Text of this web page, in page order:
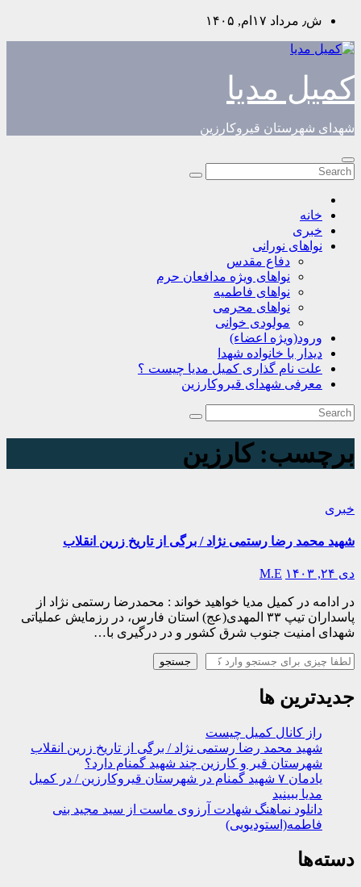
Skip
content
ش٫ مرداد ۱۷ام, ۱۴۰۵
کمیل مدیا
شهدای شهرستان قیروکارزین
خانه
خبری
نواهای نورانی
دفاع مقدس
نواهای ویژه مدافعان حرم
نواهای فاطمیه
نواهای محرمی
مولودی خوانی
ورود(ویژه اعضاء)
دیدار با خانواده شهدا
علت نام گذاری کمیل مدیا چیست ؟
معرفی شهدای قیروکارزین
برچسب:کارزین
خبری
شهید محمد رضا رستمی نژاد / برگی از تاریخ زرین انقلاب
دی ۲۴, ۱۴۰۳ M.E
در ادامه در کمیل مدیا خواهید خواند : محمدرضا رستمی نژاد از
پاسداران تیپ ۳۳ المهدی(عج) استان فارس، در رزمایش عملیاتی
شهدای امنیت جنوب شرق کشور و در درگیری با…
جستجو
جستجو
جدیدترین ها
راز کانال کمیل چیست
شهید محمد رضا رستمی نژاد / برگی از تاریخ زرین انقلاب
شهرستان قیر و کارزین چند شهید گمنام دارد؟
یادمان ۷ شهید گمنام در شهرستان قیروکارزین / در کمیل
مدیا ببینید
دانلود نماهنگ شهادت آرزوی ماست از سید مجید بنی
فاطمه(استودیویی)
دسته‌ها